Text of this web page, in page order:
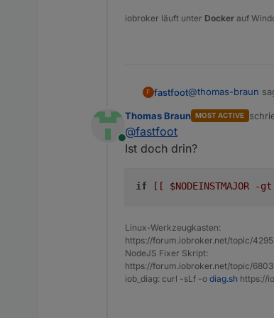
iobroker läuft unter Docker auf
F fastfoot@thomas-braun
Online
Thomas Braun MOST ACTIVE
@fastfoot
Ist doch drin?
if [[ $NODEINSTMAJOR -
Linux-Werkzeugkasten:
https://forum.iobroker.net/topic/
NodeJS Fixer Skript:
https://forum.iobroker.net/topic/
iob_diag: curl -sLf -o diag.sh https://